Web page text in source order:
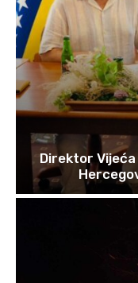
Direktor